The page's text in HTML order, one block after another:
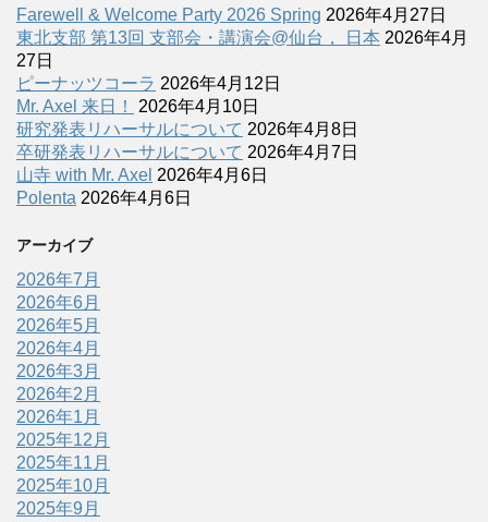
Farewell & Welcome Party 2026 Spring 2026年4月27日
東北支部 第13回 支部会・講演会@仙台， 日本 2026年4月
27日
ピーナッツコーラ 2026年4月12日
Mr. Axel 来日！
2026年4月10日
研究発表リハーサルについて 2026年4月8日
卒研発表リハーサルについて 2026年4月7日
山寺 with Mr. Axel 2026年4月6日
Polenta 2026年4月6日
アーカイブ
2026年7月
2026年6月
2026年5月
2026年4月
2026年3月
2026年2月
2026年1月
2025年12月
2025年11月
2025年10月
2025年9月